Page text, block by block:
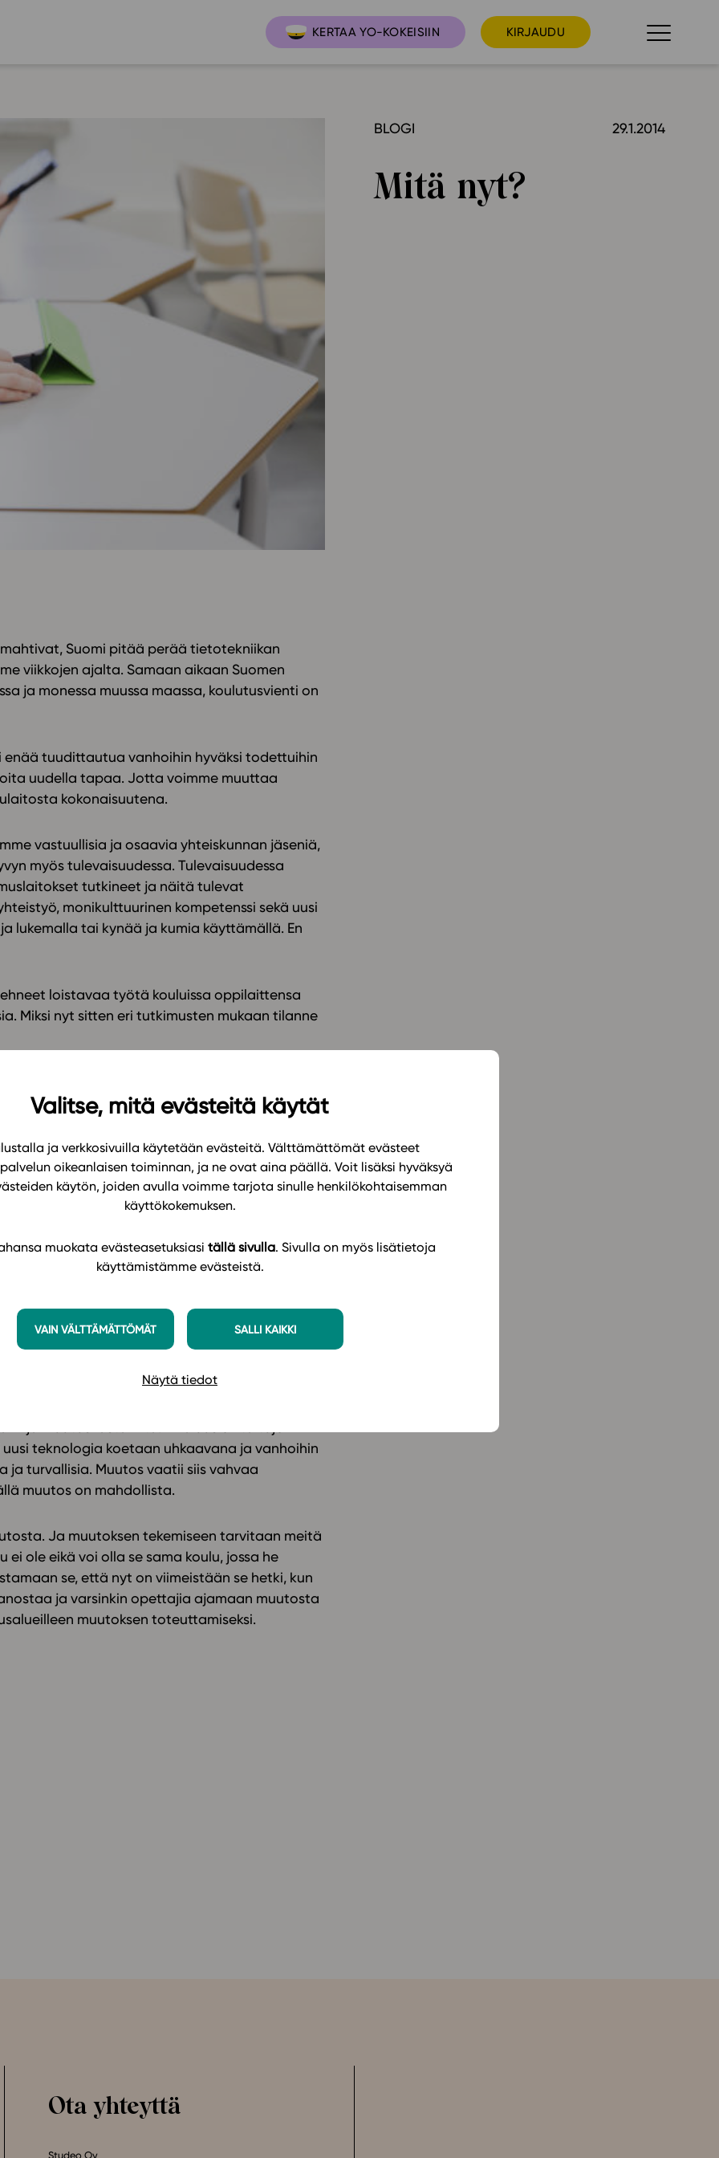
Valitse, mitä evästeitä käytät
ja verkkosivuilla käytetään evästeitä. Välttämättömät evästeet
oikeanlaisen toiminnan, ja ne ovat aina päällä. Voit lisäksi hyväksyä
käytön, joiden avulla voimme tarjota sinulle henkilökohtaisemman
käyttökokemuksen.
muokata evästeasetuksiasi tällä sivulla. Sivulla on myös lisätietoja
käyttämistämme evästeistä.
VAIN VÄLTTÄMÄTTÖMÄT SALLI KAIKKI
Näytä tiedot
KERTAA YO-KOKEISIIN KIRJAUDU
GLP 2021
Lukion pakettilisenssi
Käyttöönotto
Tilaa
Ominaisuudet
Tapahtumakalenteri
Suosittelut
Ohjevideot
Oppikirjailijat
Tiimi
BLOGI 29.1.2014
Mitä nyt?
Suomi pitää perää tietotekniikan
viikkojen ajalta. Samaan aikaan Suomen
ja monessa muussa maassa, koulutusvienti on
enää tuudittautua vanhoihin hyväksi todettuihin
uudella tapaa. Jotta voimme muuttaa
kokonaisuutena.
vastuullisia ja osaavia yhteiskunnan jäseniä,
myös tulevaisuudessa. Tulevaisuudessa
tutkineet ja näitä tulevat
monikulttuurinen kompetenssi sekä uusi
lukemalla tai kynää ja kumia käyttämällä. En
loistavaa työtä kouluissa oppilaittensa
Miksi nyt sitten eri tutkimusten mukaan tilanne
ja miksi viihtyisivät? Astuessaan sisään
aikaan, jolloin muistiinpanot tehtiin
opettaja oli kaiken muun tiedon jakaja.
sitä ei useimmiten saa tunnilla käyttää, vaan
täynnä kirkkoveneitä väärinpäin tai
ja välineitä eikä vähiten innostuneita,
opettajia, jotka uskaltavat mennä myös
ja uutta oppimiskulttuuria kouluihinsa.
motivoivat tällä hetkellä jo sinällään,
oppimisen sekä uuden tavan oppia asioita
ja oppilaat toisiltaan. Onko se sitten
Ei varmaankaan.
ja muutosvastarinta. Aika uusien taitojen
teknologia koetaan uhkaavana ja vanhoihin
turvallisia. Muutos vaatii siis vahvaa
muutos on mahdollista.
Ja muutoksen tekemiseen tarvitaan meitä
ole eikä voi olla se sama koulu, jossa he
se, että nyt on viimeistään se hetki, kun
ja varsinkin opettajia ajamaan muutosta
muutoksen toteuttamiseksi.
Ota yhteyttä
Studeo Oy